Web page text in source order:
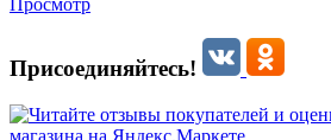
Просмотр
Присоединяйтесь!